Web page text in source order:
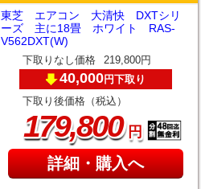
東芝 エアコン 大清快 DXTシリ
ーズ 主に18畳 ホワイト RAS-
V562DXT(W)
下取りなし価格 219,800円
40,000円下取り
下取り後価格（税込）
179,800円
詳細・購入へ